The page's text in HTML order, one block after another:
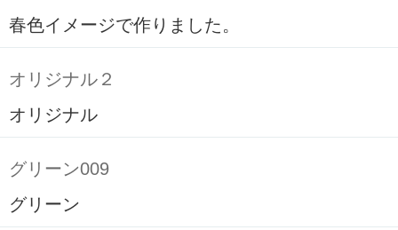
春色イメージで作りました。
オリジナル２
オリジナル
グリーン009
グリーン